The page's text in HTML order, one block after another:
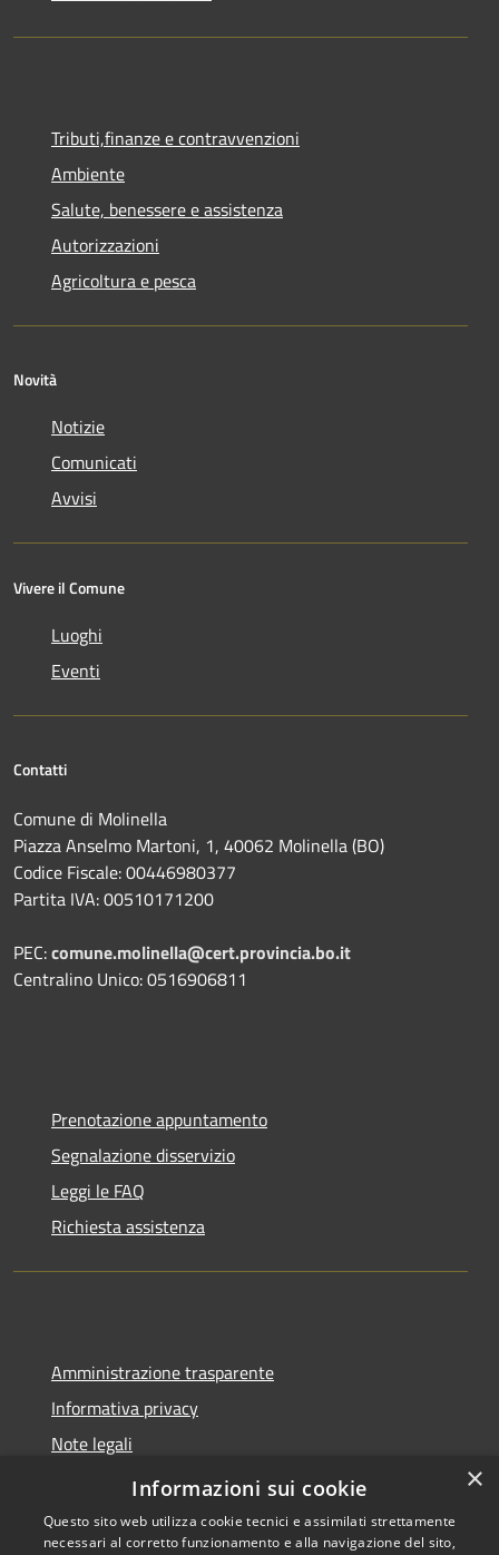
Tributi,finanze e contravvenzioni
Ambiente
Salute, benessere e assistenza
Autorizzazioni
Agricoltura e pesca
Novità
Notizie
Comunicati
Avvisi
Vivere il Comune
Luoghi
Eventi
Contatti
Comune di Molinella
Piazza Anselmo Martoni, 1, 40062 Molinella (BO)
Codice Fiscale: 00446980377
Partita IVA: 00510171200
PEC:comune.molinella@cert.provincia.bo.it
Centralino Unico: 0516906811
Prenotazione appuntamento
Segnalazione disservizio
Leggi le FAQ
Richiesta assistenza
Amministrazione trasparente
Informativa privacy
Note legali
Dichiarazione di accessibilità
×
Informazioni sui cookie
Questo sito web utilizza cookie tecnici e assimilati strettamente
necessari al corretto funzionamento e alla navigazione del sito,